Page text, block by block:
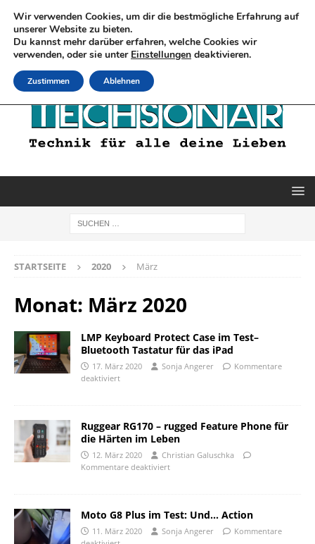
STARTSEITE 2020 März
Monat: März 2020
LMP Keyboard Protect Case im Test–
Bluetooth Tastatur für das iPad
17. März 2020 Sonja Angerer
Kommentare
deaktiviert
Ruggear RG170 – rugged Feature Phone für
die Härten im Leben
12. März 2020
Christian Galuschka
Kommentare deaktiviert
Moto G8 Plus im Test: Und… Action
11. März 2020 Sonja Angerer
Kommentare
Wir verwenden Cookies, um dir die bestmögliche Erfahrung auf
unserer Website zu bieten.
Du kannst mehr darüber erfahren, welche Cookies wir
verwenden, oder sie unter Einstellungen deaktivieren.
Zustimmen Ablehnen